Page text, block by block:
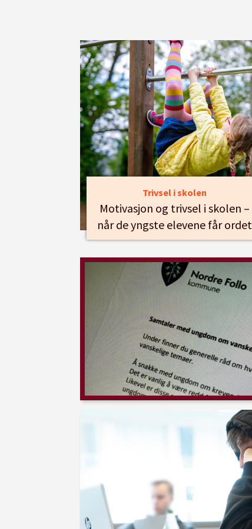
Trivsel i skolen
Motivasjon og trivsel i skolen –
når de yngste elevene får ordet